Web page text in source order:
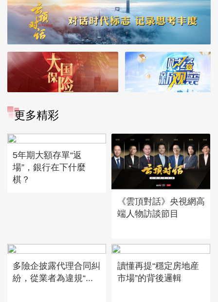
更多精彩
5年期大額存單“返
場”，銀行在下什麼
棋？
《雲頂對話》央視網高
端人物訪談節目
多險企披露代理合同糾
紛，從業者為違規“...
讀懂再提“穩定房地産
市場”的背後邏輯